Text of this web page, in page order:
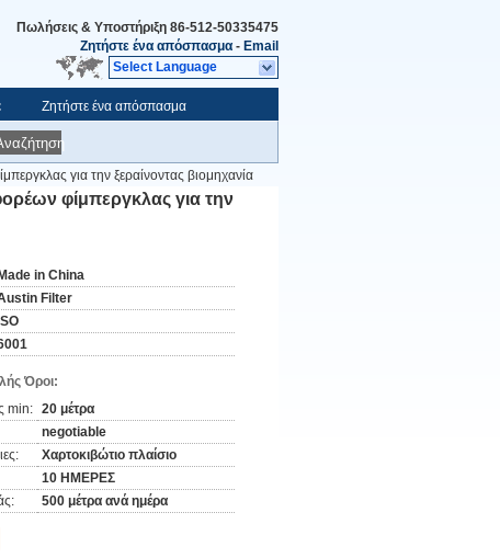
Πωλήσεις & Υποστήριξη 86-512-50335475
Ζητήστε ένα απόσπασμα - Email
Select Language
Ζητήστε ένα απόσπασμα
για την ξεραίνοντας βιομηχανία
φίμπεργκλας για την
Made in China
Filter
ISO
Όροι:
min: 20 μέτρα
negotiable
Χαρτοκιβώτιο πλαίσιο
10 ΗΜΕΡΕΣ
500 μέτρα ανά ημέρα